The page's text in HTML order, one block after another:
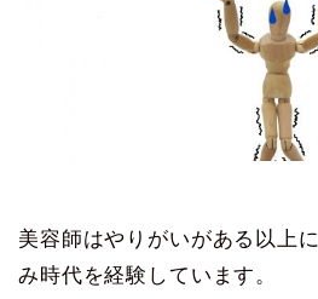
美容師はやりがいがある以上
み時代を経験しています。